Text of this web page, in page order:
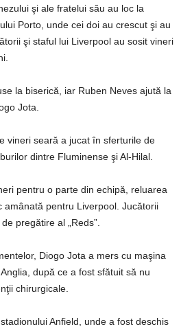
şi ale fratelui său au loc la
Porto, unde cei doi au crescut şi au
şi staful lui Liverpool au sosit vineri
la biserică, iar Ruben Neves ajută la
Jota.
vineri seară a jucat în sferturile de
dintre Fluminense şi Al-Hilal.
pentru o parte din echipă, reluarea
amânată pentru Liverpool. Jucătorii
pregătire al „Reds”.
Diogo Jota a mers cu maşina
după ce a fost sfătuit să nu
chirurgicale.
Anfield, unde a fost deschis